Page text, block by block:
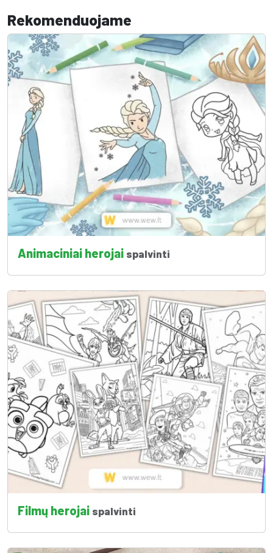
Rekomenduojame
Animaciniai herojai spalvinti
Filmų herojai spalvinti